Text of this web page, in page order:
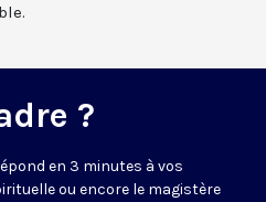
?
en 3 minutes à vos
ou encore le magistère